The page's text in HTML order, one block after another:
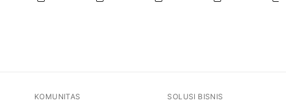
KOMUNITAS SOLUSI BISNIS